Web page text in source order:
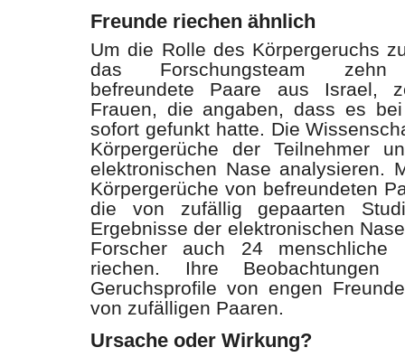
Freunde riechen ähnlich
Um die Rolle des Körpergeruchs
das Forschungsteam zehn
befreundete Paare aus Israel,
Frauen, die angaben, dass es
sofort gefunkt hatte. Die
Körpergerüche der Teilnehmer
elektronischen Nase analysieren.
Körpergerüche von befreundeten
die von zufällig gepaarten
Ergebnisse der elektronischen
Forscher auch 24
riechen. Ihre
Geruchsprofile von engen
von zufälligen Paaren.
Ursache oder Wirkung?